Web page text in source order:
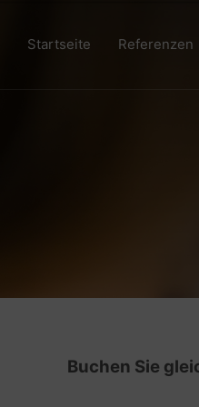
Startseite Referenzen
Buchen Sie